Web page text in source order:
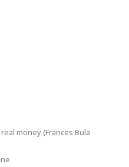
money (Frances Bula